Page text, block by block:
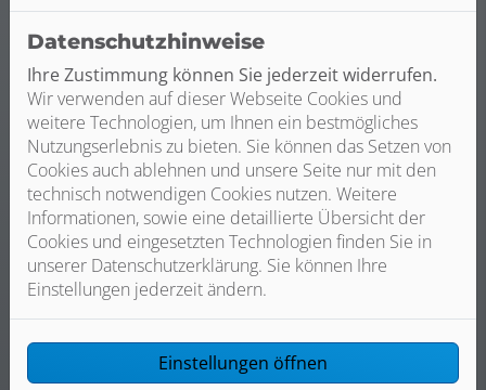
möchten Ihren Wasserverbrauch
optimieren? Dann sprechen Sie
Weiterlesen
Datenschutzhinweise
Ihre Zustimmung können Sie jederzeit widerrufen.
Wir verwenden auf dieser Webseite Cookies und
weitere Technologien, um Ihnen ein bestmögliches
Nutzungserlebnis zu bieten. Sie können das Setzen von
Cookies auch ablehnen und unsere Seite nur mit den
technisch notwendigen Cookies nutzen. Weitere
Informationen, sowie eine detaillierte Übersicht der
Cookies und eingesetzten Technologien finden Sie in
unserer Datenschutzerklärung. Sie können Ihre
Einstellungen jederzeit ändern.
Einstellungen öffnen